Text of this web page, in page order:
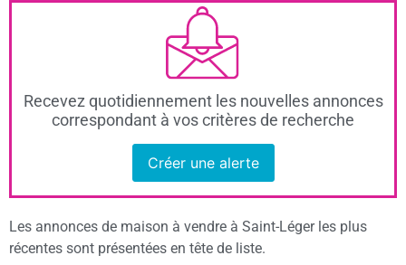
Recevez quotidiennement les nouvelles annonces
correspondant à vos critères de recherche
Créer une alerte
Les annonces de maison à vendre à Saint-Léger les plus
récentes sont présentées en tête de liste.